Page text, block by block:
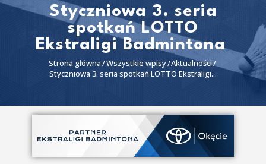
Styczniowa 3. seria
spotkań LOTTO
Ekstraligi Badmintona
Strona główna Wszystkie wpisy Aktualności
Styczniowa 3. seria spotkań LOTTO Ekstraligi...
Wyniki
Terminarz
Partnerzy
I liga